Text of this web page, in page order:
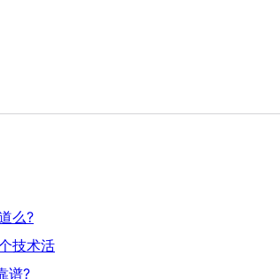
么?
技术活
谱?